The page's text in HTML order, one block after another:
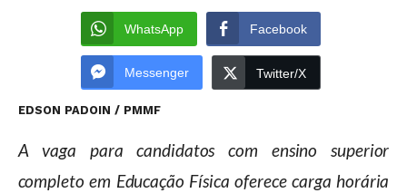
WhatsApp Facebook
Messenger Twitter/X
EDSON PADOIN / PMMF
A vaga para candidatos com ensino superior
completo em Educação Física oferece carga horária